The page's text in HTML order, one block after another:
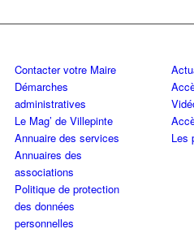
0 km
Contacter votre Maire
Démarches
administratives
Le Mag’ de Villepinte
Annuaire des services
Annuaires des
associations
Politique de protection
des données
personnelles
Les